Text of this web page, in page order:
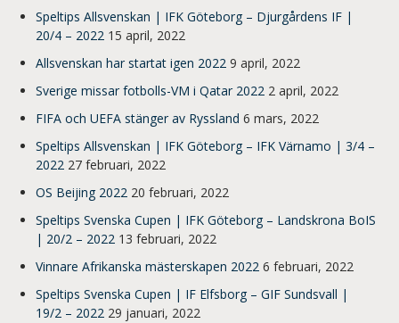
Speltips Allsvenskan | IFK Göteborg – Djurgårdens IF |
20/4 – 2022 15 april, 2022
Allsvenskan har startat igen 2022 9 april, 2022
Sverige missar fotbolls-VM i Qatar 2022 2 april, 2022
FIFA och UEFA stänger av Ryssland 6 mars, 2022
Speltips Allsvenskan | IFK Göteborg – IFK Värnamo | 3/4 –
2022 27 februari, 2022
OS Beijing 2022 20 februari, 2022
Speltips Svenska Cupen | IFK Göteborg – Landskrona BoIS
| 20/2 – 2022 13 februari, 2022
Vinnare Afrikanska mästerskapen 2022 6 februari, 2022
Speltips Svenska Cupen | IF Elfsborg – GIF Sundsvall |
19/2 – 2022 29 januari, 2022